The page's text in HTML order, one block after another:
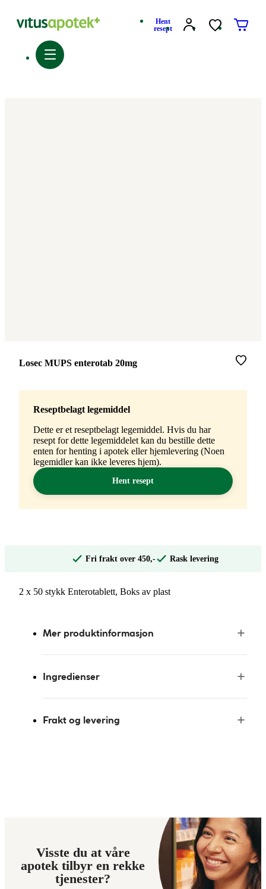
Hent
resept
Merke:
Losec MUPS enterotab 20mg
Reseptbelagt legemiddel
Dette er et reseptbelagt legemiddel. Hvis du har
resept for dette legemiddelet kan du bestille dette
enten for henting i apotek eller hjemlevering (Noen
legemidler kan ikke leveres hjem).
Hent resept
Fri frakt over 450,- Rask levering
2 x 50 stykk Enterotablett, Boks av plast
Mer produktinformasjon
Ingredienser
Frakt og levering
Visste du at våre
apotek tilbyr en rekke
tjenester?